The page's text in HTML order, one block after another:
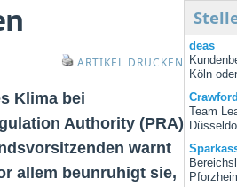
ARTIKEL DRUCKEN
Klima bei
Authority (PRA)
warnt
allem beunruhigt sie,
deas
Köln
Crawford
Team